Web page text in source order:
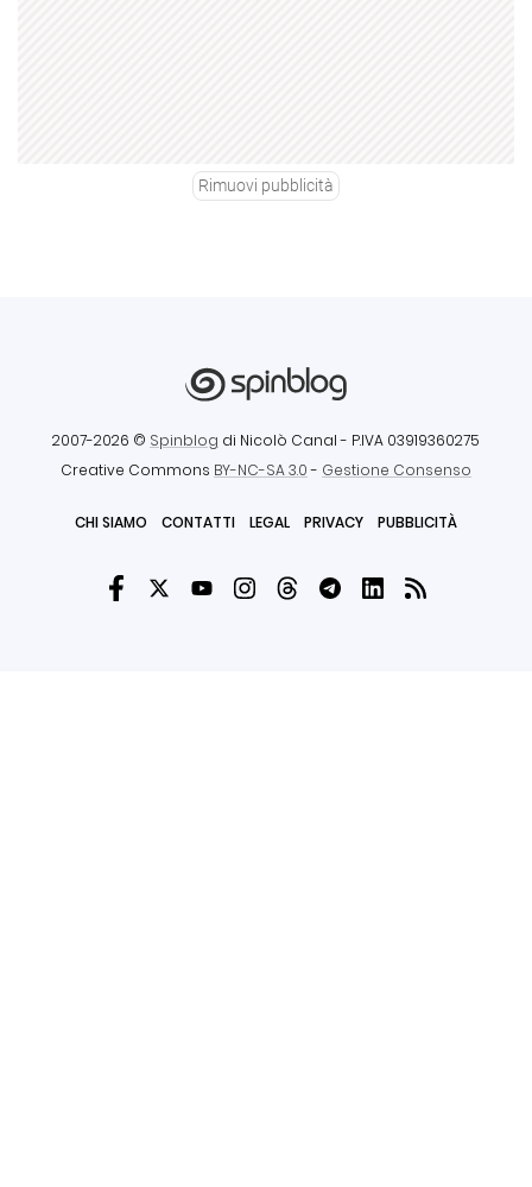
Rimuovi pubblicità
2007-2026 © Spinblog di Nicolò Canal - P.IVA 03919360275
Creative Commons BY-NC-SA 3.0- Gestione Consenso
CHI SIAMO CONTATTI LEGAL PRIVACY PUBBLICITÀ